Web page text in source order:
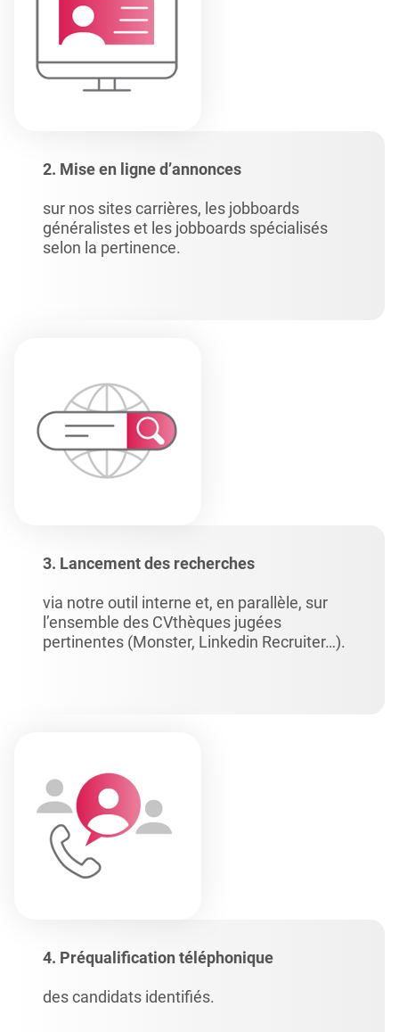
2. Mise en ligne d’annonces
sur nos sites carrières, les jobboards
généralistes et les jobboards spécialisés
selon la pertinence.
3. Lancement des recherches
via notre outil interne et, en parallèle, sur
l’ensemble des CVthèques jugées
pertinentes (Monster, Linkedin Recruiter…).
4. Préqualification téléphonique
des candidats identifiés.